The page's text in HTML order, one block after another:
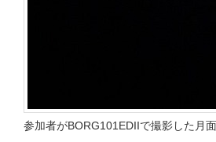
参加者がBORG101EDIIで撮影した月面